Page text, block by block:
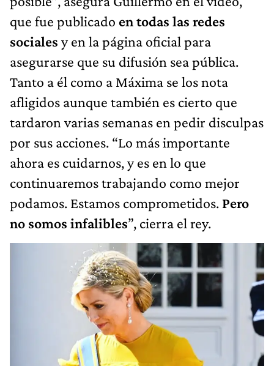
que fue publicado en todas las redes
sociales y en la página oficial para
asegurarse que su difusión sea pública.
Tanto a él como a Máxima se los nota
afligidos aunque también es cierto que
tardaron varias semanas en pedir disculpas
por sus acciones. “Lo más importante
ahora es cuidarnos, y es en lo que
continuaremos trabajando como mejor
podamos. Estamos comprometidos. Pero
no somos infalibles”, cierra el rey.